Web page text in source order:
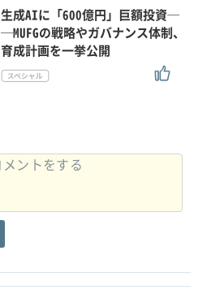
生成AIに「600億円」巨額投資─
─MUFGの戦略やガバナンス体制、
育成計画を一挙公開